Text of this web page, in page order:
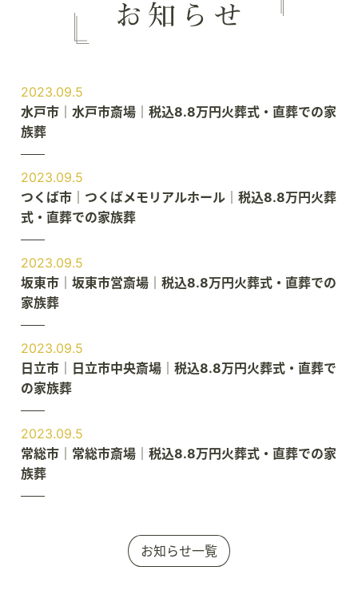
2023.09.5
水戸市｜水戸市斎場｜税込8.8万円火葬式・直葬での家
族葬
2023.09.5
つくば市｜つくばメモリアルホール｜税込8.8万円火葬
式・直葬での家族葬
2023.09.5
坂東市｜坂東市営斎場｜税込8.8万円火葬式・直葬での
家族葬
2023.09.5
日立市｜日立市中央斎場｜税込8.8万円火葬式・直葬で
の家族葬
2023.09.5
常総市｜常総市斎場｜税込8.8万円火葬式・直葬での家
族葬
お知らせ一覧